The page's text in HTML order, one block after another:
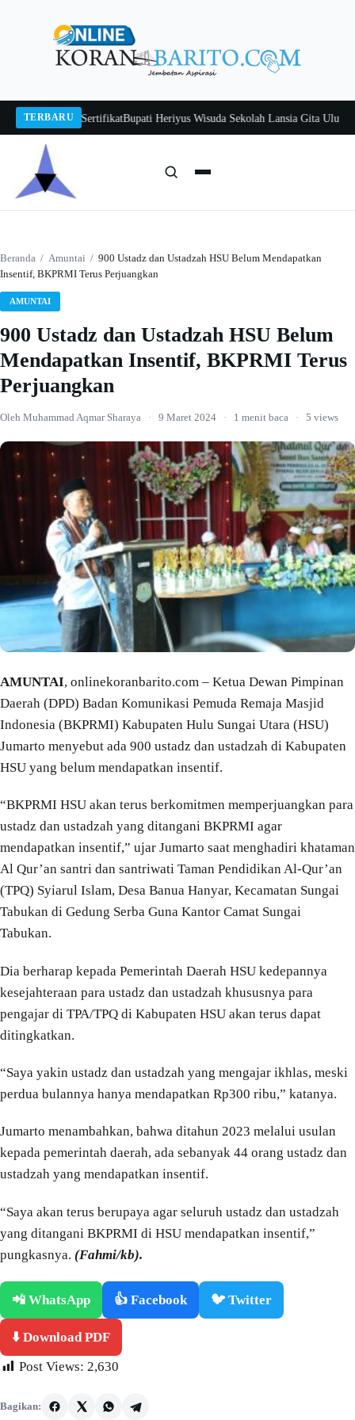
TERBARU
Berhenti di SertifikatBupati Heriyus Wisuda Sekolah Lansia Gita Uluh Itah,
Beranda / Amuntai / 900 Ustadz dan Ustadzah HSU Belum Mendapatkan
Insentif, BKPRMI Terus Perjuangkan
AMUNTAI
900 Ustadz dan Ustadzah HSU Belum
Mendapatkan Insentif, BKPRMI Terus
Perjuangkan
Oleh Muhammad Aqmar Sharaya · 9 Maret 2024 · 1 menit baca · 5 views
AMUNTAI, onlinekoranbarito.com – Ketua Dewan Pimpinan
Daerah (DPD) Badan Komunikasi Pemuda Remaja Masjid
Indonesia (BKPRMI) Kabupaten Hulu Sungai Utara (HSU)
Jumarto menyebut ada 900 ustadz dan ustadzah di Kabupaten
HSU yang belum mendapatkan insentif.
“BKPRMI HSU akan terus berkomitmen memperjuangkan para
ustadz dan ustadzah yang ditangani BKPRMI agar
mendapatkan insentif,” ujar Jumarto saat menghadiri khataman
Al Qur’an santri dan santriwati Taman Pendidikan Al-Qur’an
(TPQ) Syiarul Islam, Desa Banua Hanyar, Kecamatan Sungai
Tabukan di Gedung Serba Guna Kantor Camat Sungai
Tabukan.
Dia berharap kepada Pemerintah Daerah HSU kedepannya
kesejahteraan para ustadz dan ustadzah khususnya para
pengajar di TPA/TPQ di Kabupaten HSU akan terus dapat
ditingkatkan.
“Saya yakin ustadz dan ustadzah yang mengajar ikhlas, meski
perdua bulannya hanya mendapatkan Rp300 ribu,” katanya.
Jumarto menambahkan, bahwa ditahun 2023 melalui usulan
kepada pemerintah daerah, ada sebanyak 44 orang ustadz dan
ustadzah yang mendapatkan insentif.
“Saya akan terus berupaya agar seluruh ustadz dan ustadzah
yang ditangani BKPRMI di HSU mendapatkan insentif,”
pungkasnya. (Fahmi/kb).
📲 WhatsApp 👍 Facebook 🐦 Twitter
⬇️ Download PDF
Post Views: 2,630
Bagikan: